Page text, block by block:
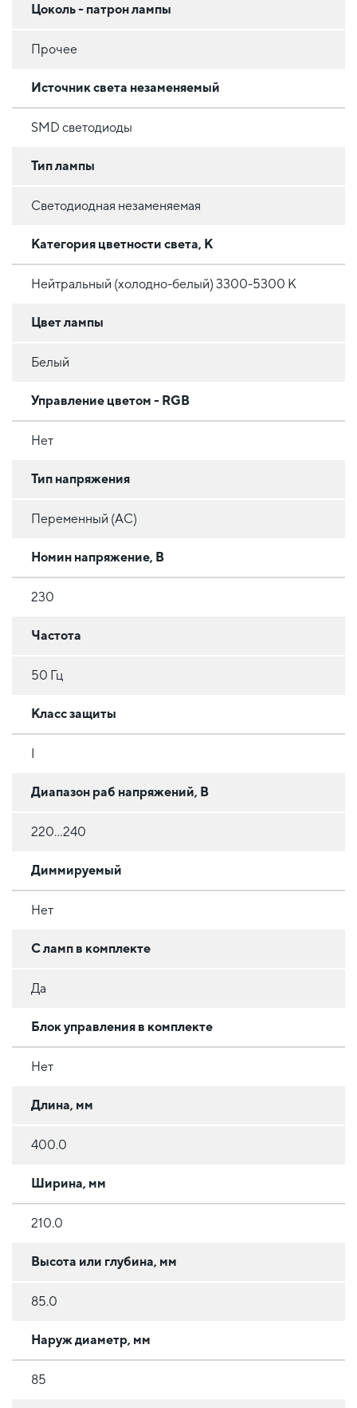
Цоколь - патрон лампы
Прочее
Источник света незаменяемый
SMD светодиоды
Тип лампы
Светодиодная незаменяемая
Категория цветности света, К
Нейтральный (холодно-белый) 3300-5300 К
Цвет лампы
Белый
Управление цветом - RGB
Нет
Тип напряжения
Переменный (AC)
Номин напряжение, В
230
Частота
50 Гц
Класс защиты
Диапазон раб напряжений, В
220...240
Диммируемый
Нет
С ламп в комплекте
Да
Блок управления в комплекте
Нет
Длина, мм
400.0
Ширина, мм
210.0
Высота или глубина, мм
85.0
Наруж диаметр, мм
85